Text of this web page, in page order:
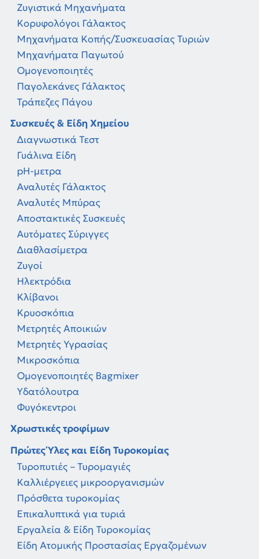
Ζυγιστικά Μηχανήματα
Κορυφολόγοι Γάλακτος
Μηχανήματα Κοπής/Συσκευασίας Τυριών
Μηχανήματα Παγωτού
Ομογενοποιητές
Παγολεκάνες Γάλακτος
Τράπεζες Πάγου
Συσκευές & Είδη Χημείου
Διαγνωστικά Τεστ
Γυάλινα Είδη
pH-μετρα
Αναλυτές Γάλακτος
Αναλυτές Μπύρας
Αποστακτικές Συσκευές
Αυτόματες Σύριγγες
Διαθλασίμετρα
Ζυγοί
Ηλεκτρόδια
Κλίβανοι
Κρυοσκόπια
Μετρητές Αποικιών
Μετρητές Υγρασίας
Μικροσκόπια
Ομογενοποιητές Bagmixer
Υδατόλουτρα
Φυγόκεντροι
Χρωστικές τροφίμων
Πρώτες Ύλες και Είδη Τυροκομίας
Τυροπυτιές – Τυρομαγιές
Καλλιέργειες μικροοργανισμών
Πρόσθετα τυροκομίας
Επικαλυπτικά για τυριά
Εργαλεία & Είδη Τυροκομίας
Είδη Ατομικής Προστασίας Εργαζομένων